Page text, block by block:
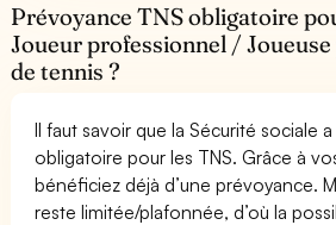
Prévoyance TNS obligatoire
Joueur professionnel /
de tennis ?
Il faut savoir que la Sécurité sociale
obligatoire pour les TNS. Grâce à
bénéficiez déjà d’une prévoyance.
reste limitée/plafonnée, d’où la